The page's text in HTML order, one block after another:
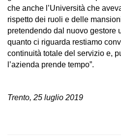
che anche l’Università che
rispetto dei ruoli e delle
pretendendo dal nuovo gestore
quanto ci riguarda restiamo
continuità totale del servizio e,
l’azienda prende tempo”.
Trento, 25 luglio 2019